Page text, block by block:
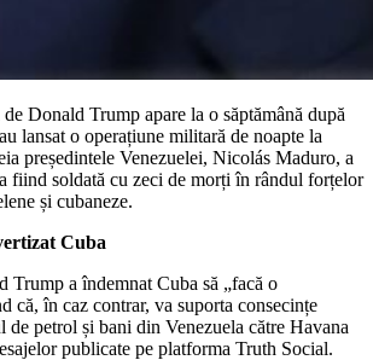
Donald Trump apare la o săptămână după
lansat o operațiune militară de noapte la
președintele Venezuelei, Nicolás Maduro, a
fiind soldată cu zeci de morți în rândul forțelor
și cubaneze.
Cuba
Trump a îndemnat Cuba să „facă o
că, în caz contrar, va suporta consecințe
de petrol și bani din Venezuela către Havana
publicate pe platforma Truth Social.